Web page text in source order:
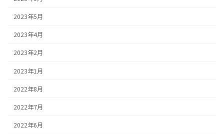
2023年5月
2023年4月
2023年2月
2023年1月
2022年8月
2022年7月
2022年6月